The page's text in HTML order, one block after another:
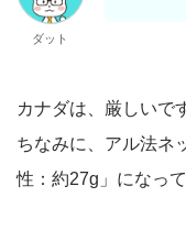
ダット
カナダは、厳しいで
ちなみに、アル法ネ
性：約27g」になって